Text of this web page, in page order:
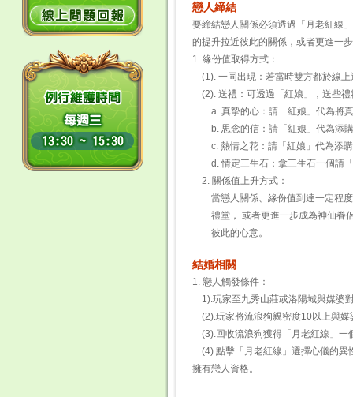
戀人締結
要締結戀人關係必須透過「月老紅線
的提升拉近彼此的關係，或者更進一
1. 緣份值取得方式：
(1). 一同出現：若當時雙方都於線
(2). 送禮：可透過「紅娘」，送
a. 真摯的心：請「紅娘」代為將
b. 思念的信：請「紅娘」代為
c. 熱情之花：請「紅娘」代為
d. 情定三生石：拿三生石一個請「
2. 關係值上升方式：
當戀人關係、緣份值到達一定程度
禮堂， 或者更進一步成為神仙眷侶
彼此的心意。
結婚相關
1. 戀人觸發條件：
1).玩家至九秀山莊或洛陽城與媒
(2).玩家將流浪狗親密度10以上與
(3).回收流浪狗獲得「月老紅線」
(4).點擊「月老紅線」選擇心儀的異
擁有戀人資格。